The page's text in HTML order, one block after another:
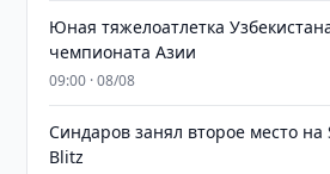
Юная тяжелоатлетка
чемпионата Азии
09:00 · 08/08
Синдаров занял второе место
Blitz